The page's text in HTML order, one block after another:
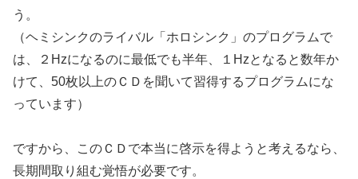
う。
（ヘミシンクのライバル「ホロシンク」のプログラムで
は、２Hzになるのに最低でも半年、１Hzとなると数年か
けて、50枚以上のＣＤを聞いて習得するプログラムにな
っています）
ですから、このＣＤで本当に啓示を得ようと考えるなら、
長期間取り組む覚悟が必要です。